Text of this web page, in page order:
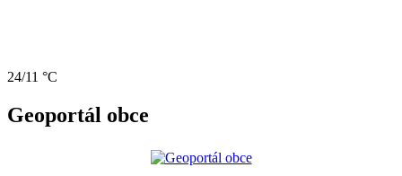
24/11 °C
Geoportál obce